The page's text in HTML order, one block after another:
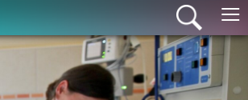
≡